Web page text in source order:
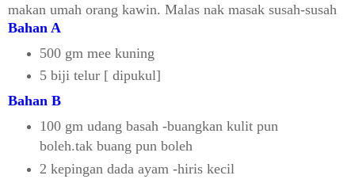
makan umah orang kawin. Malas nak masak susah-susah
Bahan A
500 gm mee kuning
5 biji telur [ dipukul]
Bahan B
100 gm udang basah -buangkan kulit pun
boleh.tak buang pun boleh
2 kepingan dada ayam -hiris kecil